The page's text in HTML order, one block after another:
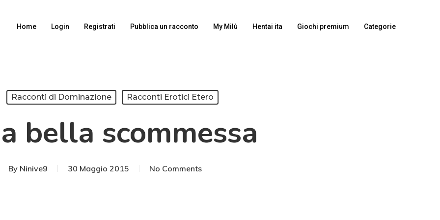
Home Login Registrati Pubblica un racconto My Milù Hentai ita Giochi premium Categorie
Racconti di Dominazione Racconti Erotici Etero
bella scommessa
By Ninive9 30 Maggio 2015 No Comments